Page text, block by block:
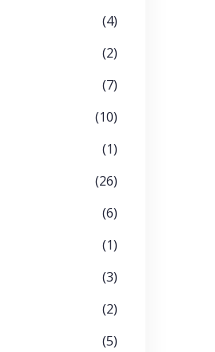
(4)
(2)
(7)
(10)
(1)
(26)
(6)
(1)
(3)
(2)
(5)